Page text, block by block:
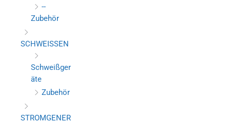
--
Zubehör
SCHWEISSEN
Schweißger
äte
Zubehör
STROMGENER